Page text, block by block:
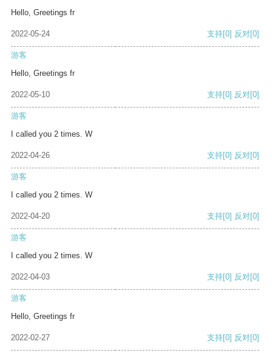
Hello, Greetings fr
2022-05-24 支持[0] 反对[0]
游客
Hello, Greetings fr
2022-05-10 支持[0] 反对[0]
游客
I called you 2 times. W
2022-04-26 支持[0] 反对[0]
游客
I called you 2 times. W
2022-04-20 支持[0] 反对[0]
游客
I called you 2 times. W
2022-04-03 支持[0] 反对[0]
游客
Hello, Greetings fr
2022-02-27 支持[0] 反对[0]